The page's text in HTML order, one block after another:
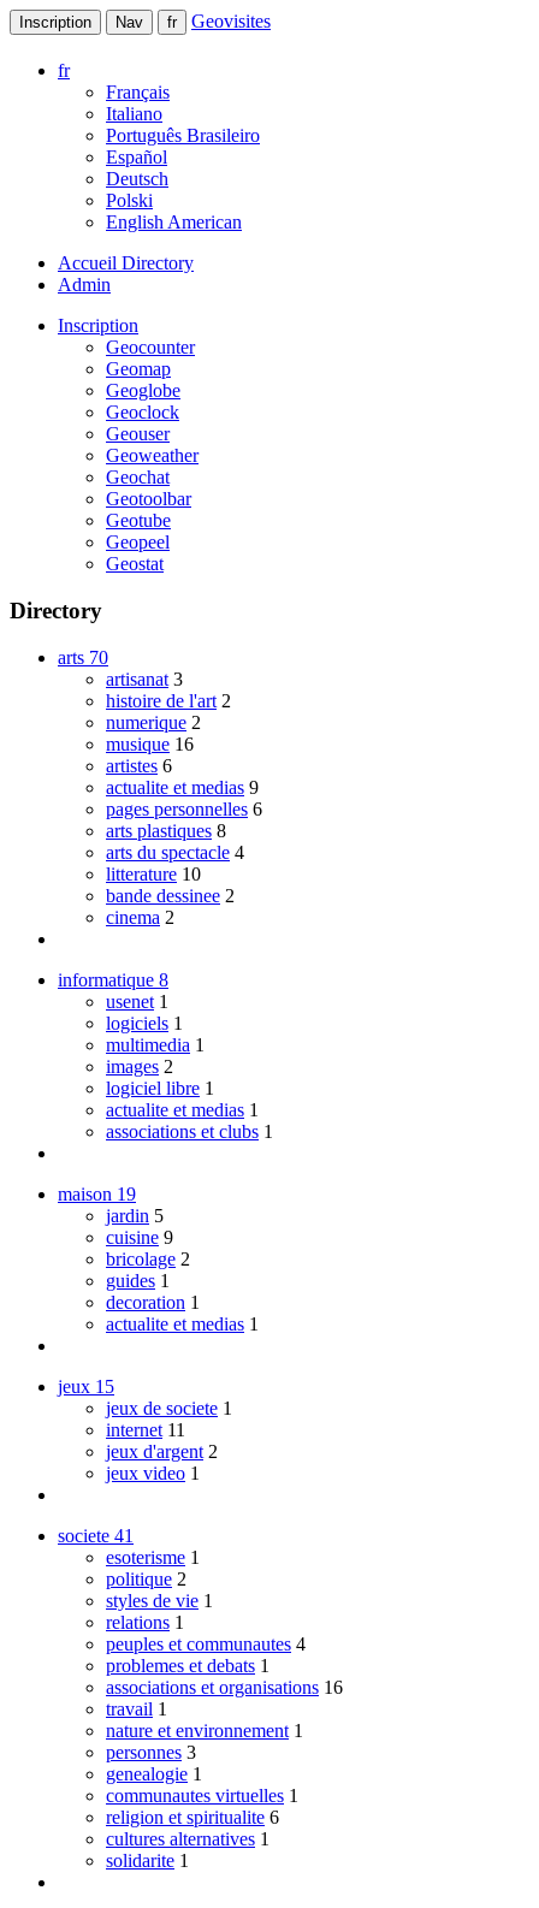
Inscription Nav fr Geovisites
fr
Français
Italiano
Português Brasileiro
Español
Deutsch
Polski
English American
Accueil Directory
Admin
Inscription
Geocounter
Geomap
Geoglobe
Geoclock
Geouser
Geoweather
Geochat
Geotoolbar
Geotube
Geopeel
Geostat
Directory
arts 70
artisanat 3
histoire de l'art 2
numerique 2
musique 16
artistes 6
actualite et medias 9
pages personnelles 6
arts plastiques 8
arts du spectacle 4
litterature 10
bande dessinee 2
cinema 2
informatique 8
usenet 1
logiciels 1
multimedia 1
images 2
logiciel libre 1
actualite et medias 1
associations et clubs 1
maison 19
jardin 5
cuisine 9
bricolage 2
guides 1
decoration 1
actualite et medias 1
jeux 15
jeux de societe 1
internet 11
jeux d'argent 2
jeux video 1
societe 41
esoterisme 1
politique 2
styles de vie 1
relations 1
peuples et communautes 4
problemes et debats 1
associations et organisations 16
travail 1
nature et environnement 1
personnes 3
genealogie 1
communautes virtuelles 1
religion et spiritualite 6
cultures alternatives 1
solidarite 1